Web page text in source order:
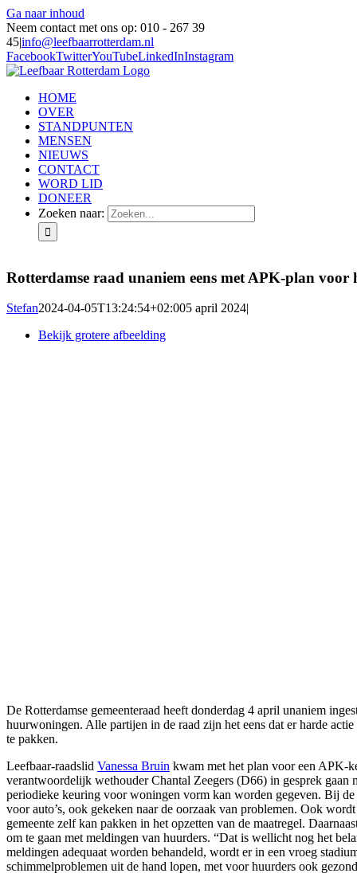
Ga naar inhoud
Neem contact met ons op: 010 - 267 39
45|info@leefbaarrotterdam.nl
FacebookTwitterYouTubeLinkedInInstagram
HOME
OVER
STANDPUNTEN
MENSEN
NIEUWS
CONTACT
WORD LID
DONEER
Zoeken naar:
Rotterdamse raad unaniem eens met APK-plan voor
Stefan2024-04-05T13:24:54+02:005 april 2024|
Bekijk grotere afbeelding
De Rotterdamse gemeenteraad heeft donderdag 4 april unaniem
huurwoningen. Alle partijen in de raad zijn het eens dat er harde
te pakken.
Leefbaar-raadslid Vanessa Bruin kwam met het plan voor een APK-
verantwoordelijk wethouder Chantal Zeegers (D66) in gesprek gaan
periodieke keuring voor woningen vorm kan worden gegeven. Bij
voor auto’s, ook gekeken naar de oorzaak van problemen. Ook
gemeente zelf kan pakken in het opzetten van de maatregel.
om te gaan met meldingen van huurders. “Dat is wellicht nog het
meldingen adequaat worden behandeld, wordt er in een vroeg
schimmelproblemen uit de hand lopen, met voor huurders ook